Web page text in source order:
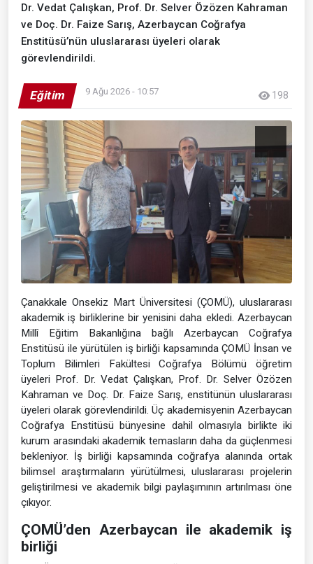
Dr. Vedat Çalışkan, Prof. Dr. Selver Özözen Kahraman
ve Doç. Dr. Faize Sarış, Azerbaycan Coğrafya
Enstitüsü’nün uluslararası üyeleri olarak
görevlendirildi.
Eğitim 9 Ağu 2026 - 10:57 198
Çanakkale Onsekiz Mart Üniversitesi (ÇOMÜ), uluslararası
akademik iş birliklerine bir yenisini daha ekledi. Azerbaycan
Millî Eğitim Bakanlığına bağlı Azerbaycan Coğrafya
Enstitüsü ile yürütülen iş birliği kapsamında ÇOMÜ İnsan ve
Toplum Bilimleri Fakültesi Coğrafya Bölümü öğretim
üyeleri Prof. Dr. Vedat Çalışkan, Prof. Dr. Selver Özözen
Kahraman ve Doç. Dr. Faize Sarış, enstitünün uluslararası
üyeleri olarak görevlendirildi. Üç akademisyenin Azerbaycan
Coğrafya Enstitüsü bünyesine dahil olmasıyla birlikte iki
kurum arasındaki akademik temasların daha da güçlenmesi
bekleniyor. İş birliği kapsamında coğrafya alanında ortak
bilimsel araştırmaların yürütülmesi, uluslararası projelerin
geliştirilmesi ve akademik bilgi paylaşımının artırılması öne
çıkıyor.
ÇOMÜ’den Azerbaycan ile akademik iş
birliği